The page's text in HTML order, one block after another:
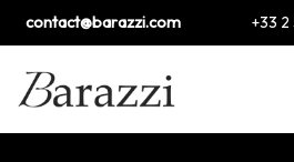
contact@barazzi.com +33 2